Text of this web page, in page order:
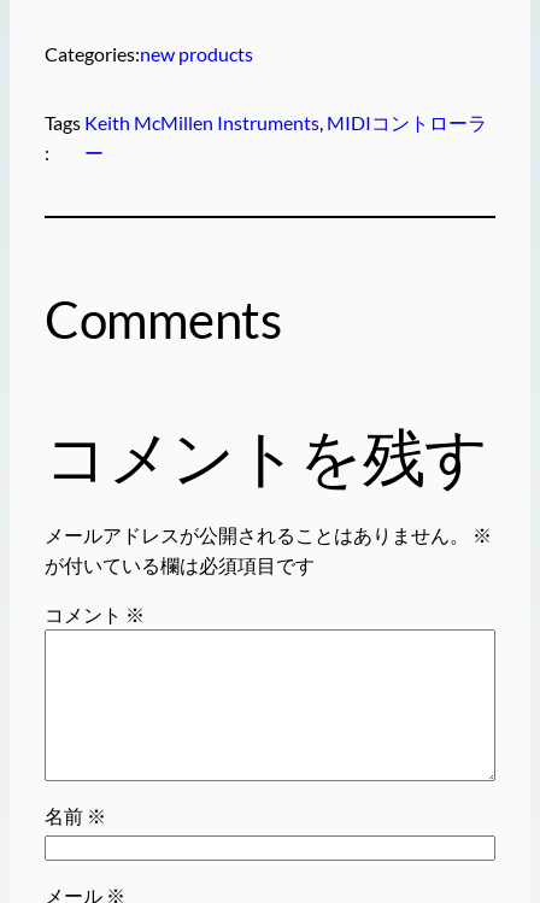
Categories:new products
Tags
:
Keith McMillen Instruments, MIDIコントローラ
ー
Comments
コメントを残す
メールアドレスが公開されることはありません。
※
が付いている欄は必須項目です
コメント ※
名前 ※
メール ※